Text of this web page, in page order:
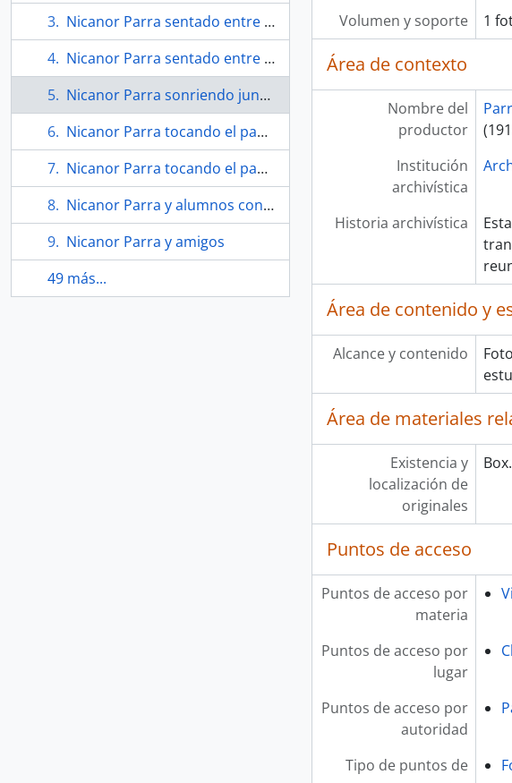
Nicanor Parra sentado entre la multitud en un evento
Nicanor Parra sentado entre la multitud en un evento
Nicanor Parra sonriendo junto a estudiante
Nicanor Parra tocando el pandero
Nicanor Parra tocando el pandero
Nicanor Parra y alumnos conversando, frente a pizarrón
Nicanor Parra y amigos
49 más...
Volumen y soporte
1
Área de contexto
Nombre del
productor
Institución
archivística
Historia archivística
Área de contenido y
Alcance y contenido
Área de materiales
Existencia y
localización de
originales
Puntos de acceso
Puntos de acceso por
materia
Puntos de acceso por
lugar
Puntos de acceso por
autoridad
Tipo de puntos de